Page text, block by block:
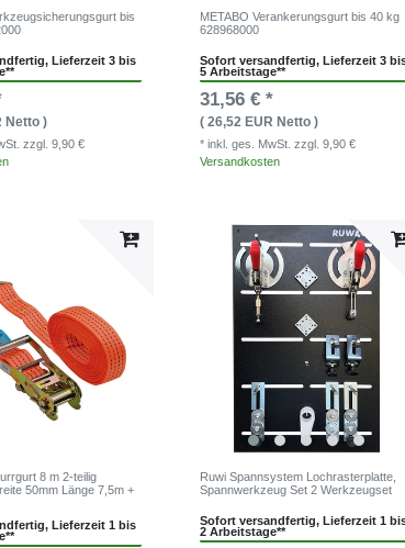
bis
Lieferzeit 3 bis
Netto )
zzgl. 9,90 €
METABO Verankerungsgurt bis 40 kg
628968000
Sofort versandfertig, Lieferzeit 3
5 Arbeitstage**
31,56 € *
( 26,52 EUR Netto )
* inkl. ges. MwSt. zzgl. 9,90 €
Versandkosten
8 m 2-teilig
50mm Länge 7,5m +
Lieferzeit 1 bis
Ruwi Spannsystem Lochrasterplatte,
Spannwerkzeug Set 2 Werkzeugset
Sofort versandfertig, Lieferzeit 1
2 Arbeitstage**